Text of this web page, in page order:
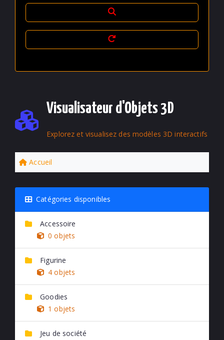
Visualisateur d'Objets 3D
Explorez et visualisez des modèles 3D interactifs
Accueil
Catégories disponibles
Accessoire
0 objets
Figurine
4 objets
Goodies
1 objets
Jeu de société